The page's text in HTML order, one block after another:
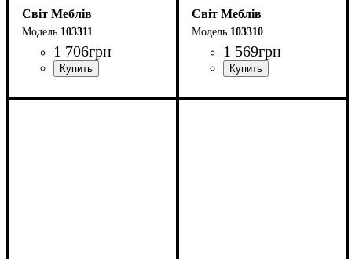
Світ Меблів
103311
1 706грн
Світ Меблів
103310
1 569грн